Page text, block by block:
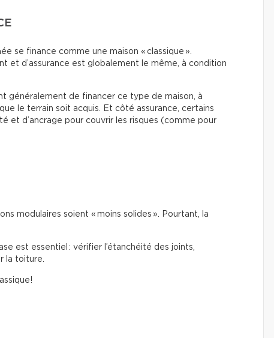
se finance comme une maison « classique ».
et d’assurance est globalement le même, à condition
généralement de financer ce type de maison, à
le terrain soit acquis. Et côté assurance, certains
et d’ancrage pour couvrir les risques (comme pour
modulaires soient « moins solides ». Pourtant, la
est essentiel : vérifier l’étanchéité des joints,
la toiture.